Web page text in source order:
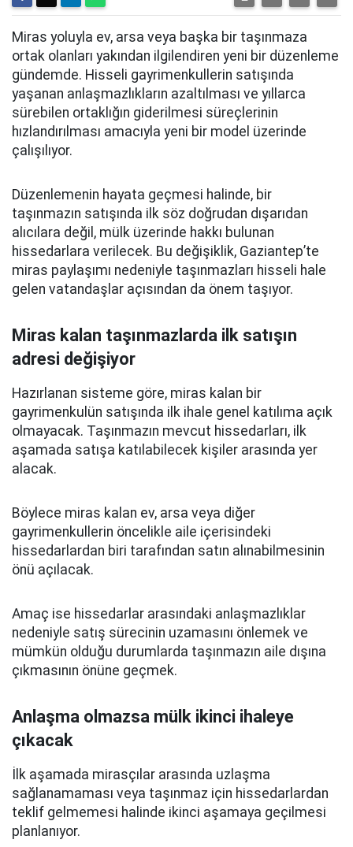
Miras yoluyla ev, arsa veya başka bir taşınmaza
ortak olanları yakından ilgilendiren yeni bir düzenleme
gündemde. Hisseli gayrimenkullerin satışında
yaşanan anlaşmazlıkların azaltılması ve yıllarca
sürebilen ortaklığın giderilmesi süreçlerinin
hızlandırılması amacıyla yeni bir model üzerinde
çalışılıyor.
Düzenlemenin hayata geçmesi halinde, bir
taşınmazın satışında ilk söz doğrudan dışarıdan
alıcılara değil, mülk üzerinde hakkı bulunan
hissedarlara verilecek. Bu değişiklik, Gaziantep’te
miras paylaşımı nedeniyle taşınmazları hisseli hale
gelen vatandaşlar açısından da önem taşıyor.
Miras kalan taşınmazlarda ilk satışın
adresi değişiyor
Hazırlanan sisteme göre, miras kalan bir
gayrimenkulün satışında ilk ihale genel katılıma açık
olmayacak. Taşınmazın mevcut hissedarları, ilk
aşamada satışa katılabilecek kişiler arasında yer
alacak.
Böylece miras kalan ev, arsa veya diğer
gayrimenkullerin öncelikle aile içerisindeki
hissedarlardan biri tarafından satın alınabilmesinin
önü açılacak.
Amaç ise hissedarlar arasındaki anlaşmazlıklar
nedeniyle satış sürecinin uzamasını önlemek ve
mümkün olduğu durumlarda taşınmazın aile dışına
çıkmasının önüne geçmek.
Anlaşma olmazsa mülk ikinci ihaleye
çıkacak
İlk aşamada mirasçılar arasında uzlaşma
sağlanamaması veya taşınmaz için hissedarlardan
teklif gelmemesi halinde ikinci aşamaya geçilmesi
planlanıyor.